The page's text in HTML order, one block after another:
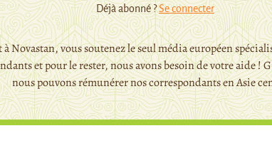
Déjà abonné ?Se connecter
Novastan, vous soutenez le seul média européen
et pour le rester, nous avons besoin de votre aide !
nous pouvons rémunérer nos correspondants en Asie